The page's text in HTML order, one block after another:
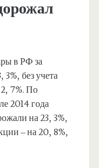
в РФ за
без учета
7%. По
2014 года
на 23, 3%,
– на 20, 8%,